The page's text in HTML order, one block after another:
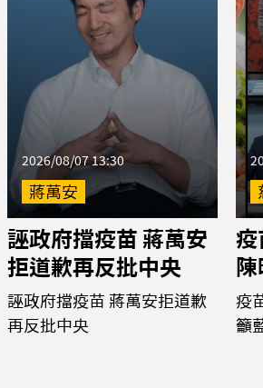
2026/08/07 13:30
蔣萬安
誣政府擋疫苗 蔣萬安
拒道歉再反批中央
誣政府擋疫苗 蔣萬安拒道歉
再反批中央
疫
疫
籲